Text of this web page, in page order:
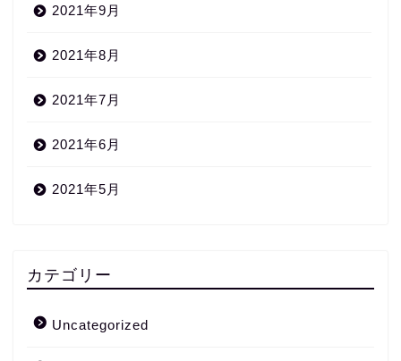
2021年9月
2021年8月
2021年7月
2021年6月
2021年5月
カテゴリー
Uncategorized